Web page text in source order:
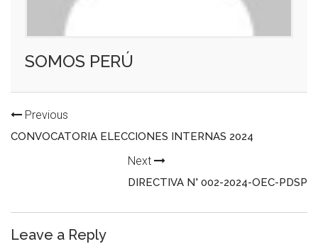
SOMOS PERÚ
Previous
CONVOCATORIA ELECCIONES INTERNAS 2024
Next
DIRECTIVA N° 002-2024-OEC-PDSP
Leave a Reply